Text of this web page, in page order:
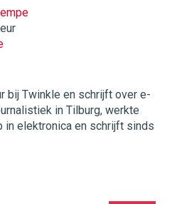
bij Twinkle en schrijft over e-
in Tilburg, werkte
in elektronica en schrijft sinds